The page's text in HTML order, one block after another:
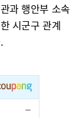
과 행안부 소속
시군구 관계